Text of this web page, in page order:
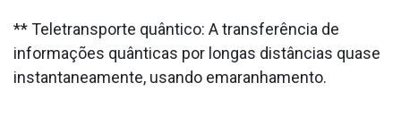
** Teletransporte quântico: A transferência de
informações quânticas por longas distâncias quase
instantaneamente, usando emaranhamento.